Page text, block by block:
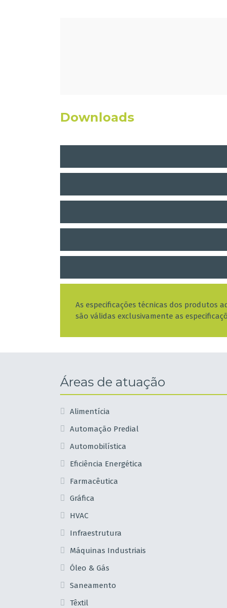
Downloads
As especificações técnicas dos produtos
são válidas exclusivamente as
Áreas de atuação
Alimentícia
Automação Predial
Automobilística
Eficiência Energética
Farmacêutica
Gráfica
HVAC
Infraestrutura
Máquinas Industriais
Óleo & Gás
Saneamento
Têxtil